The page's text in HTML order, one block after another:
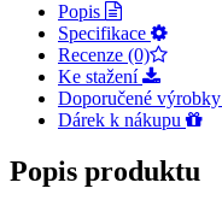
Popis
Specifikace
Recenze (0)
Ke stažení
Doporučené výrobky
Dárek k nákupu
Popis produktu